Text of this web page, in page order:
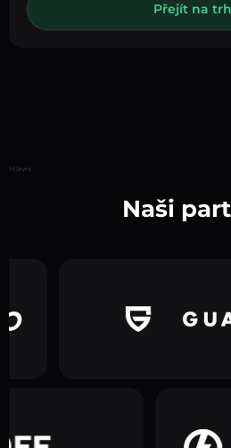
Přejít na trh
Hlavní
Naši